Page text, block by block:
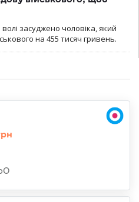
засуджено чоловіка, який
на 455 тисяч гривень.